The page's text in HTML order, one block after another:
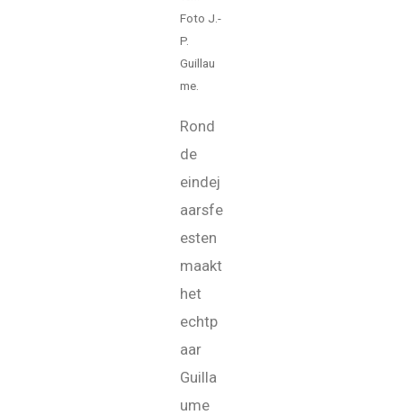
Foto J.-
P.
Guillau
me.
Rond
de
eindej
aarsfe
esten
maakt
het
echtp
aar
Guilla
ume